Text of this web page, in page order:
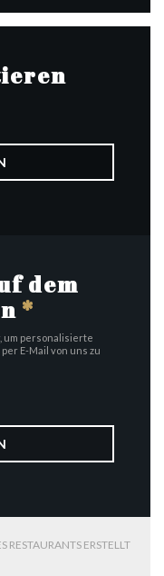
dem
*
um personalisierte
E-Mail von uns zu
ERSTELLT
EIN NEUES FENSTER))